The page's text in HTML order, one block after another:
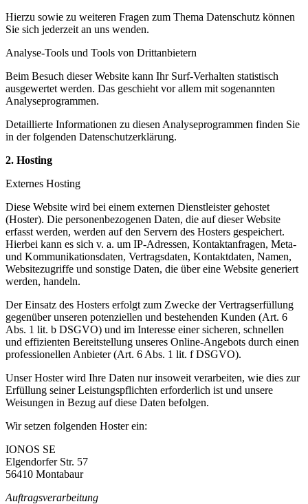
Hierzu sowie zu weiteren Fragen zum Thema Datenschutz können
Sie sich jederzeit an uns wenden.
Analyse-Tools und Tools von Drittanbietern
Beim Besuch dieser Website kann Ihr Surf-Verhalten statistisch
ausgewertet werden. Das geschieht vor allem mit sogenannten
Analyseprogrammen.
Detaillierte Informationen zu diesen Analyseprogrammen finden Sie
in der folgenden Datenschutzerklärung.
2. Hosting
Externes Hosting
Diese Website wird bei einem externen Dienstleister gehostet
(Hoster). Die personenbezogenen Daten, die auf dieser Website
erfasst werden, werden auf den Servern des Hosters gespeichert.
Hierbei kann es sich v. a. um IP-Adressen, Kontaktanfragen, Meta-
und Kommunikationsdaten, Vertragsdaten, Kontaktdaten, Namen,
Websitezugriffe und sonstige Daten, die über eine Website generiert
werden, handeln.
Der Einsatz des Hosters erfolgt zum Zwecke der Vertragserfüllung
gegenüber unseren potenziellen und bestehenden Kunden (Art. 6
Abs. 1 lit. b DSGVO) und im Interesse einer sicheren, schnellen
und effizienten Bereitstellung unseres Online-Angebots durch einen
professionellen Anbieter (Art. 6 Abs. 1 lit. f DSGVO).
Unser Hoster wird Ihre Daten nur insoweit verarbeiten, wie dies zur
Erfüllung seiner Leistungspflichten erforderlich ist und unsere
Weisungen in Bezug auf diese Daten befolgen.
Wir setzen folgenden Hoster ein:
IONOS SE
Elgendorfer Str. 57
56410 Montabaur
Auftragsverarbeitung